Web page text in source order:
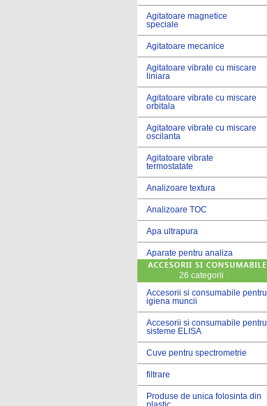
Agitatoare magnetice
speciale
Agitatoare mecanice
Agitatoare vibrate cu miscare
liniara
Agitatoare vibrate cu miscare
orbitala
Agitatoare vibrate cu miscare
oscilanta
Agitatoare vibrate
termostatate
Analizoare textura
Analizoare TOC
Apa ultrapura
Aparate pentru analiza
cereale
Aparate pentru testare lacuri
si vopsele
Aparate pentru testare lapte
Autoclave
Bai de apa
Bai de apa vibrate
Bai de calibrare
26 categorii
Accesorii si consumabile pentru
igiena muncii
Accesorii si consumabile pentru
sisteme ELISA
Cuve pentru spectrometrie
filtrare
Produse de unica folosinta din